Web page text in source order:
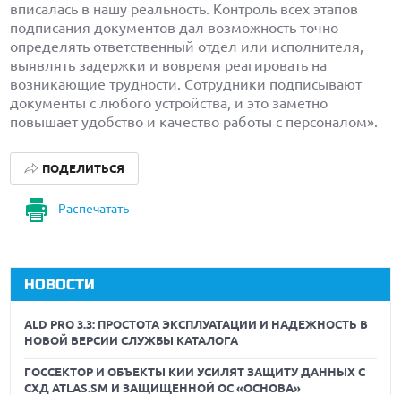
вписалась в нашу реальность. Контроль всех этапов
подписания документов дал возможность точно
определять ответственный отдел или исполнителя,
выявлять задержки и вовремя реагировать на
возникающие трудности. Сотрудники подписывают
документы с любого устройства, и это заметно
повышает удобство и качество работы с персоналом».
Распечатать
ПОДЕЛИТЬСЯ
НОВОСТИ
ALD PRO 3.3: ПРОСТОТА ЭКСПЛУАТАЦИИ И НАДЕЖНОСТЬ В
НОВОЙ ВЕРСИИ СЛУЖБЫ КАТАЛОГА
ГОССЕКТОР И ОБЪЕКТЫ КИИ УСИЛЯТ ЗАЩИТУ ДАННЫХ С
СХД ATLAS.SM И ЗАЩИЩЕННОЙ ОС «ОСНОВА»